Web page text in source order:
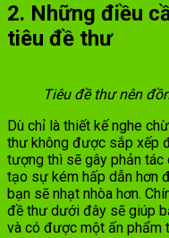
2. Những điều
tiêu đề thư
Tiêu đề thư nên
Dù chỉ là thiết kế nghe
thư không được sắp xếp
tượng thì sẽ gây phản tác
tạo sự kém hấp dẫn hơn
bạn sẽ nhạt nhòa hơn.
đề thư dưới đây sẽ giúp
và có được một ấn phẩm